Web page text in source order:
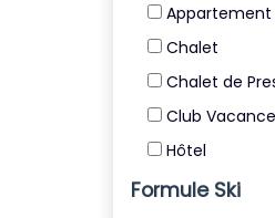
Appartement
Chalet
Chalet de
Club
Hôtel
Résidence
Formule Ski